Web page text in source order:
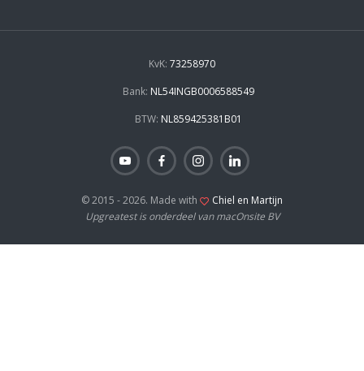
KvK: 73258970
Bank: NL54INGB0006588549
BTW: NL859425381B01
© 2015 - 2026. Made with
Chiel en Martijn
Upgreatest is onderdeel van macOnsite BV